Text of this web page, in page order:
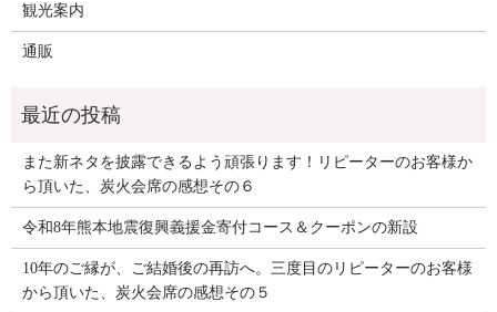
観光案内
通販
また新ネタを披露できるよう頑張ります！リピーターのお客様か
ら頂いた、炭火会席の感想その６
令和8年熊本地震復興義援金寄付コース＆クーポンの新設
10年のご縁が、ご結婚後の再訪へ。三度目のリピーターのお客様
から頂いた、炭火会席の感想その５